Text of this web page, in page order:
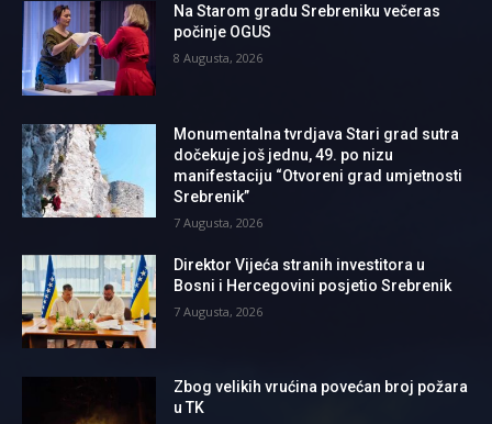
Na Starom gradu Srebreniku večeras
počinje OGUS
8 Augusta, 2026
Monumentalna tvrdjava Stari grad sutra
dočekuje još jednu, 49. po nizu
manifestaciju “Otvoreni grad umjetnosti
Srebrenik”
7 Augusta, 2026
Direktor Vijeća stranih investitora u
Bosni i Hercegovini posjetio Srebrenik
7 Augusta, 2026
Zbog velikih vrućina povećan broj požara
u TK